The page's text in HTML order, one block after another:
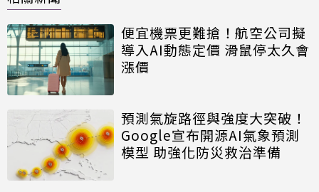
便宜機票更難搶！航空公司擬
導入AI動態定價 滑鼠停太久會
漲價
預測氣旋路徑與強度大突破！
Google宣布開源AI氣象預測
模型 助強化防災救治準備